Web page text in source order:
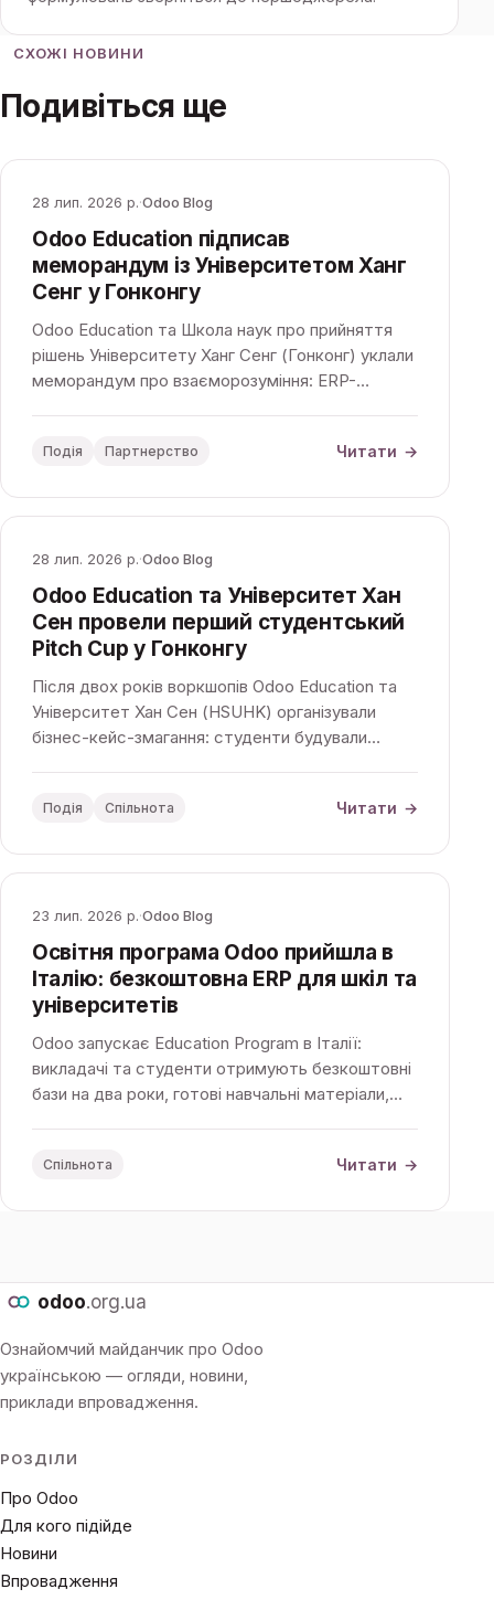
СХОЖІ НОВИНИ
Подивіться ще
28 лип. 2026 р.·Odoo Blog
Odoo Education підписав
меморандум із Університетом Ханг
Сенг у Гонконгу
Odoo Education та Школа наук про прийняття
рішень Університету Ханг Сенг (Гонконг) уклали
меморандум про взаєморозуміння: ERP-
Подія Партнерство Читати →
28 лип. 2026 р.·Odoo Blog
Odoo Education та Університет Хан
Сен провели перший студентський
Pitch Cup у Гонконгу
Після двох років воркшопів Odoo Education та
Університет Хан Сен (HSUHK) організували
бізнес-кейс-змагання: студенти будували
APAC.
Подія Спільнота Читати →
23 лип. 2026 р.·Odoo Blog
Освітня програма Odoo прийшла в
Італію: безкоштовна ERP для шкіл та
університетів
Odoo запускає Education Program в Італії:
викладачі та студенти отримують безкоштовні
бази на два роки, готові навчальні матеріали,
Спільнота Читати →
odoo.org.ua
Ознайомчий майданчик про Odoo
українською — огляди, новини,
приклади впровадження.
РОЗДІЛИ
Про Odoo
Для кого підійде
Новини
Впровадження